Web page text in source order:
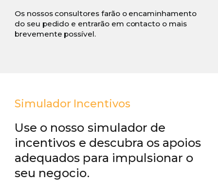
Os nossos consultores farão o encaminhamento
do seu pedido e entrarão em contacto o mais
brevemente possível.
Simulador Incentivos
Use o nosso simulador de
incentivos e descubra os apoios
adequados para impulsionar o
seu negocio.